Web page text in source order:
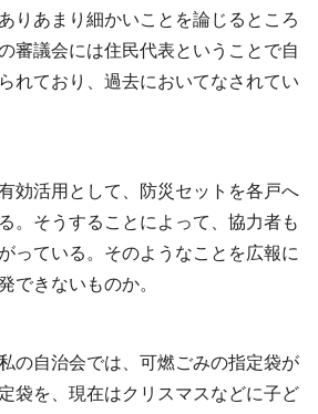
りあまり細かいことを論じるところ
審議会には住民代表ということで自
れており、過去においてなされてい
効活用として、防災セットを各戸へ
。そうすることによって、協力者も
っている。そのようなことを広報に
できないものか。
の自治会では、可燃ごみの指定袋が
袋を、現在はクリスマスなどに子ど